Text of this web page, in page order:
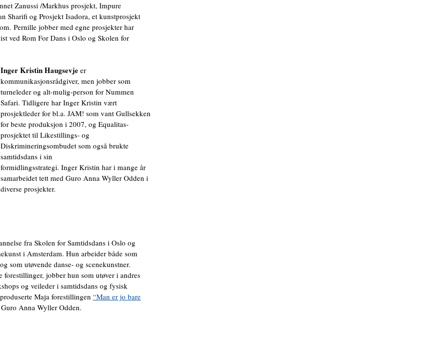
Zanussi /Markhus prosjekt, Impure
Sharifi og Prosjekt Isadora, et kunstprosjekt
Pernille jobber med egne prosjekter har
ved Rom For Dans i Oslo og Skolen for
Inger Kristin Haugsevje er
kommunikasjonsrådgiver, men jobber som
turneleder og alt-mulig-person for Nummen
Safari. Tidligere har Inger Kristin vært
prosjektleder for bl.a. JAM! som vant Gullsekken
for beste produksjon i 2007, og Equalitas-
prosjektet til Likestillings- og
Diskrimineringsombudet som også brukte
samtidsdans i sin
formidlingsstrategi. Inger Kristin har i mange år
samarbeidet tett med Guro Anna Wyller Odden i
diverse prosjekter.
fra Skolen for Samtidsdans i Oslo og
i Amsterdam. Hun arbeider både som
som utøvende danse- og scenekunstner.
forestillinger, jobber hun som utøver i andres
og veileder i samtidsdans og fysisk
Maja forestillingen “Man er jo bare
Anna Wyller Odden.